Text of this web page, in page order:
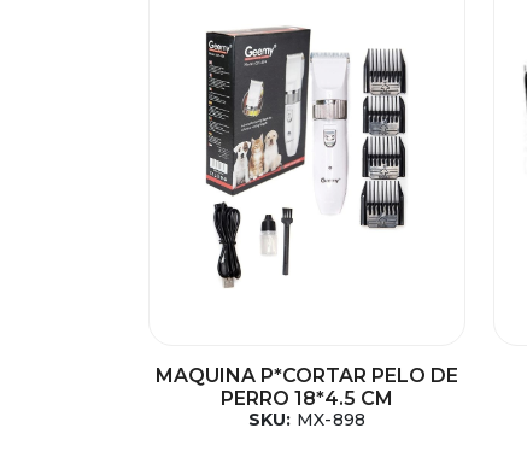
MAQUINA P*CORTAR PELO DE
PERRO 18*4.5 CM
SKU: MX-898